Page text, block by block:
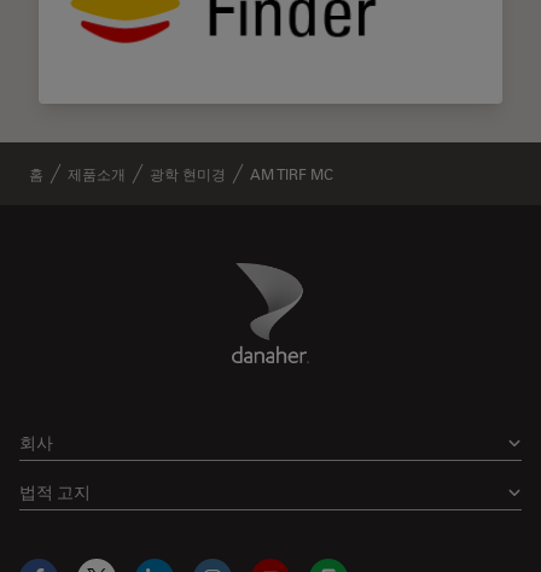
홈 제품소개 광학 현미경 AM TIRF MC
Danaher Logo
회사
법적 고지